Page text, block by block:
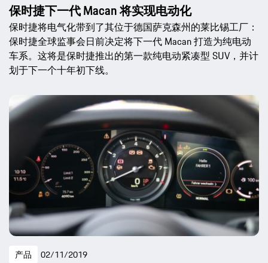
保时捷下一代 Macan 将实现电动化
保时捷将电气化带到了其位于德国萨克森州的莱比锡工厂：
保时捷全球监事会日前决定将下一代 Macan 打造为纯电动
车系。这将是保时捷推出的第一款纯电动紧凑型 SUV，并计
划于下一个十年初下线。
产品 02/11/2019